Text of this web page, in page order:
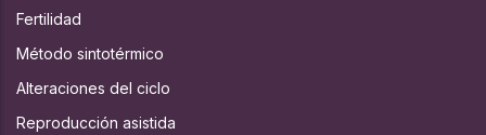
Fertilidad
Método sintotérmico
Alteraciones del ciclo
Reproducción asistida